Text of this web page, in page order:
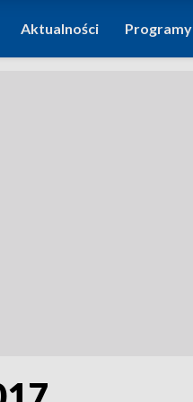
Aktualności Programy